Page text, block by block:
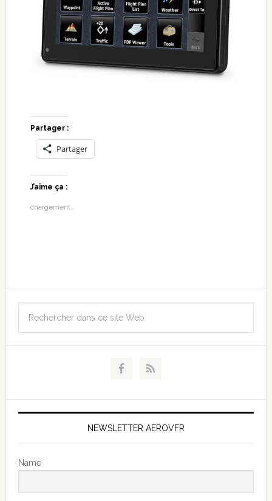
Partager :
Partager
J’aime ça :
chargement…
NEWSLETTER AEROVFR
Name